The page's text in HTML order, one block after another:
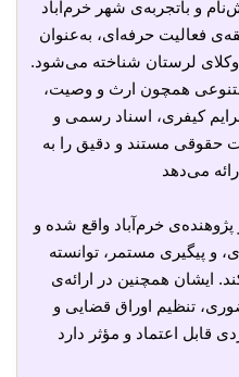
و باتجربه‌ی شهر خرم‌آباد
۱۳ سال سابقه‌ی فعالیت حرفه‌ای، به‌عنوان
وکلای لرستان شناخته می‌شود.
همچون ارث و وصیت،
کیفری، اسناد رسمی و
حقوقی مستند و دقیق را به
می‌دهد
خرم‌آباد واقع شده و
و پیگیری مستمر، توانسته
ایشان همچنین در ارائه‌ی
تنظیم اوراق قضایی و
قابل اعتماد و مؤثر دارد